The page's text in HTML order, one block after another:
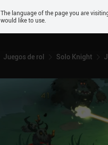
Android
Juegos de rol Solo Knight
The language of the page you are
would like to use.